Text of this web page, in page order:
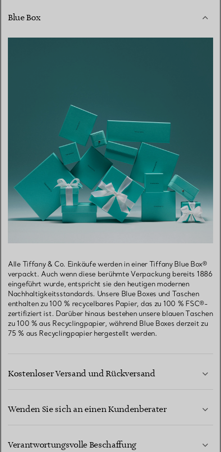
Blue Box
Alle Tiffany & Co. Einkäufe werden in einer Tiffany Blue Box®
verpackt. Auch wenn diese berühmte Verpackung bereits 1886
eingeführt wurde, entspricht sie den heutigen modernen
Nachhaltigkeitsstandards. Unsere Blue Boxes und Taschen
enthalten zu 100 % recycelbares Papier, das zu 100 % FSC®-
zertifiziert ist. Darüber hinaus bestehen unsere blauen Taschen
zu 100 % aus Recyclingpapier, während Blue Boxes derzeit zu
75 % aus Recyclingpapier hergestellt werden.
Kostenloser Versand und Rückversand
Wenden Sie sich an einen Kundenberater
Verantwortungsvolle Beschaffung